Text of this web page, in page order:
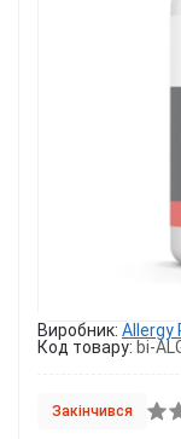
Виробник: Allergy
Код товару: bi-
Закінчився